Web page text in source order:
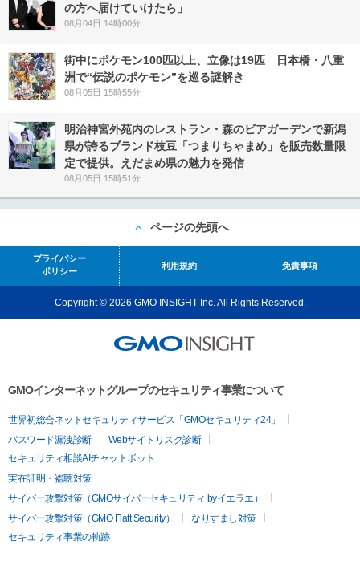
の方へ届けていけたら」
08月04日 14時00分
街中にポケモン100匹以上、立像は19匹 日本橋・八重
洲で“伝説のポケモン”を巡る謎解き
08月05日 15時55分
明治神宮外苑内のレストラン・森のビアガーデンで新潟
県が誇るブランド枝豆「つまりちゃまめ」を販売数量限
定で提供。えだまめ県の魅力を発信
08月05日 15時51分
ページの先頭へ
プライバシー
ポリシー
利用規約 免責事項
Copyright © 2026 GMO INSIGHT Inc. All Rights Reserved.
GMOインターネットグループのセキュリティ事業について
世界初総合ネットセキュリティサービス「GMOセキュリティ24」
パスワード漏洩診断
Webサイトリスク診断
セキュリティ相談AIチャットボット
実在証明・盗聴対策
サイバー攻撃対策（GMOサイバーセキュリティ byイエラエ）
サイバー攻撃対策（GMO Flatt Security）
なりすまし対策
セキュリティ事業の軌跡